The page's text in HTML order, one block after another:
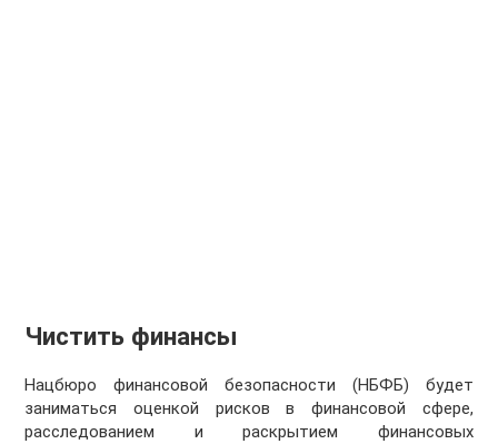
Чистить финансы
Нацбюро финансовой безопасности (НБФБ) будет
заниматься оценкой рисков в финансовой сфере,
расследованием и раскрытием финансовых